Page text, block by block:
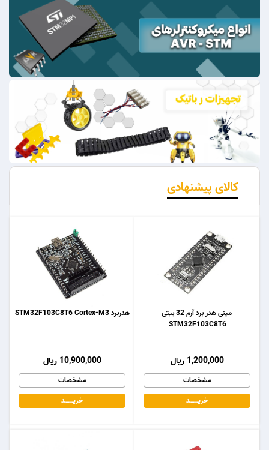
کالای پیشنهادی
هدربرد STM32F103C8T6 Cortex-M3
10,900,000 ریال
مشخصات
خریـــــــد
مینی هدر برد آرم 32 بیتی
STM32F103C8T6
1,200,000 ریال
مشخصات
خریـــــــد